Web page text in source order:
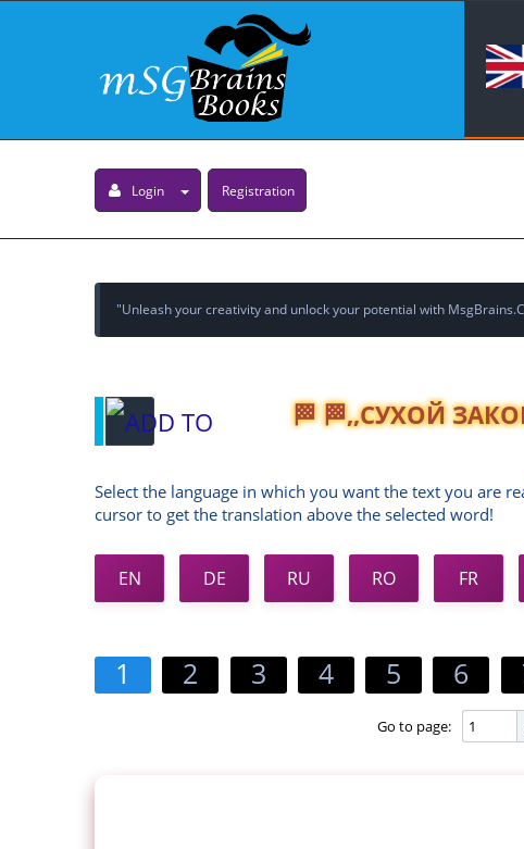
Login Registration
"Unleash your creativity and unlock your potential with
🏁 🏁,,СУХОЙ
Select the language in which you want the text you are
cursor to get the translation above the selected word!
EN DE RU RO FR
1 2 3 4 5 6
Go to page: